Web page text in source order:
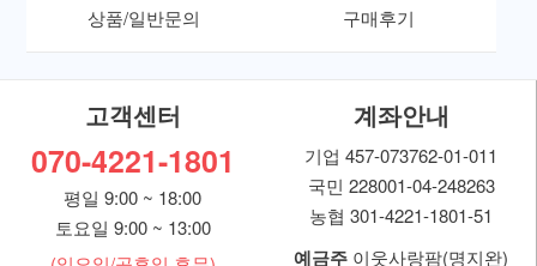
상품/일반문의 구매후기
고객센터
070-4221-1801
평일 9:00 ~ 18:00
토요일 9:00 ~ 13:00
계좌안내
기업 457-073762-01-011
국민 228001-04-248263
농협 301-4221-1801-51
예금주 이웃사랑팜(명지완)